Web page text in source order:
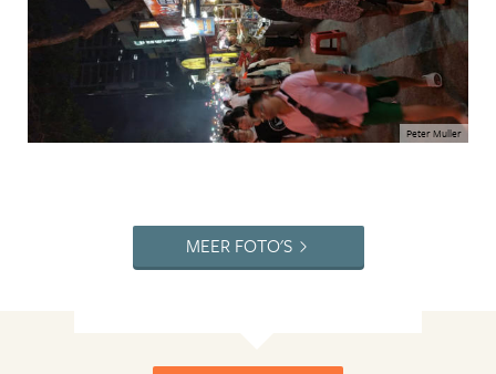
Peter Muller
MEER FOTO'S